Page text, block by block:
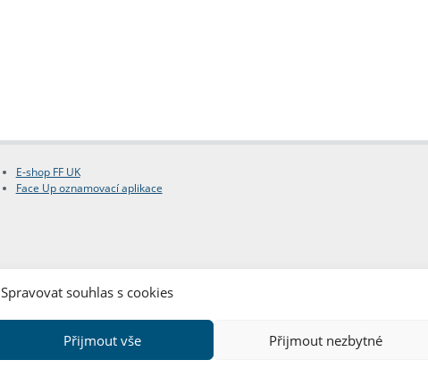
Spravovat souhlas s cookies
Přijmout vše Přijmout nezbytné
E-shop FF UK
Face Up oznamovací aplikace